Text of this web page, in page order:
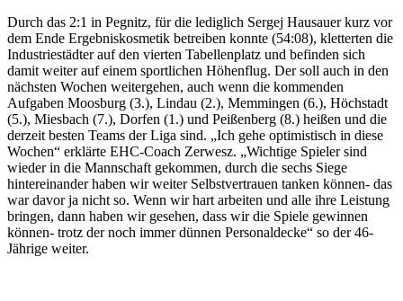
Durch das 2:1 in Pegnitz, für die lediglich Sergej Hausauer kurz vor
dem Ende Ergebniskosmetik betreiben konnte (54:08), kletterten die
Industriestädter auf den vierten Tabellenplatz und befinden sich
damit weiter auf einem sportlichen Höhenflug. Der soll auch in den
nächsten Wochen weitergehen, auch wenn die kommenden
Aufgaben Moosburg (3.), Lindau (2.), Memmingen (6.), Höchstadt
(5.), Miesbach (7.), Dorfen (1.) und Peißenberg (8.) heißen und die
derzeit besten Teams der Liga sind. „Ich gehe optimistisch in diese
Wochen“ erklärte EHC-Coach Zerwesz. „Wichtige Spieler sind
wieder in die Mannschaft gekommen, durch die sechs Siege
hintereinander haben wir weiter Selbstvertrauen tanken können- das
war davor ja nicht so. Wenn wir hart arbeiten und alle ihre Leistung
bringen, dann haben wir gesehen, dass wir die Spiele gewinnen
können- trotz der noch immer dünnen Personaldecke“ so der 46-
Jährige weiter.